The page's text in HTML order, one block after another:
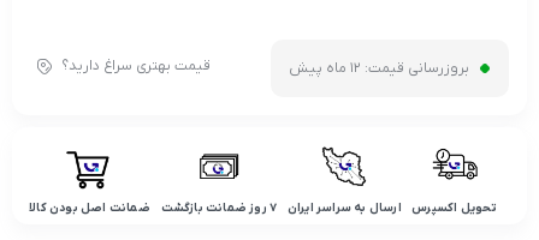
بروزرسانی قیمت: 12 ماه پیش قیمت بهتری سراغ دارید؟
تحویل اکسپرس ارسال به سراسر ایران ۷ روز ضمانت بازگشت ضمانت اصل بودن کالا